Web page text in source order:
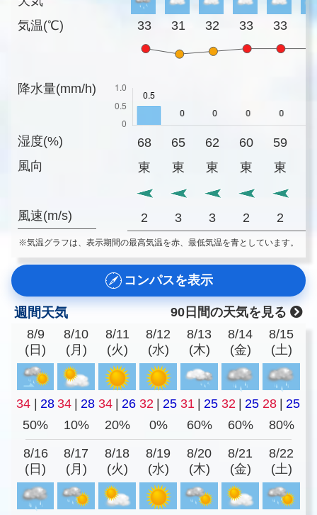
気温(℃)
降水量(mm/h)
湿度(%)
風向
風速(m/s)
33 31 32 33 33
68 65 62 60 59
東
東 東 東 東
2 3 3 2 2
※気温グラフは、表示期間の最高気温を赤、最低気温を青としています。
コンパスを表示
週間天気
90日間の天気を見る
8/9
(日)
8/10
(月)
8/11
(火)
8/12
(水)
8/13
(木)
8/14
(金)
8/15
(土)
34 28 34 28 34 26 32 25 31 25 32 25 28
25
50%
10% 20% 0% 60% 60% 80%
8/16
(日)
8/17
(月)
8/18
(火)
8/19
(水)
8/20
(木)
8/21
(金)
8/22
(土)